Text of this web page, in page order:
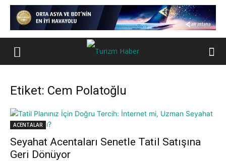
Etiket: Cem Polatoğlu
ACENTALAR
Seyahat Acentaları Senetle Tatil Satışına
Geri Dönüyor